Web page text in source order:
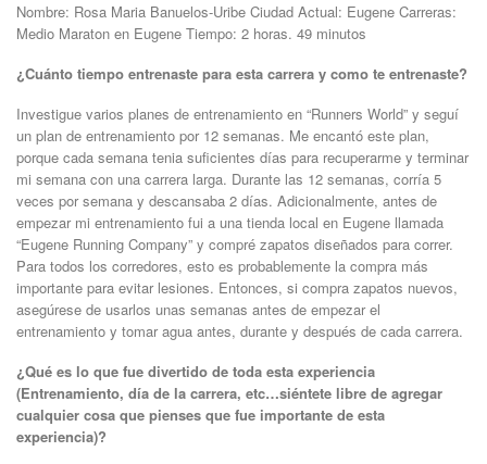
Nombre: Rosa Maria Banuelos-Uribe Ciudad Actual: Eugene Carreras:
Medio Maraton en Eugene Tiempo: 2 horas. 49 minutos
¿Cuánto tiempo entrenaste para esta carrera y como te entrenaste?
Investigue varios planes de entrenamiento en “Runners World” y seguí
un plan de entrenamiento por 12 semanas. Me encantó este plan,
porque cada semana tenia suficientes días para recuperarme y terminar
mi semana con una carrera larga. Durante las 12 semanas, corría 5
veces por semana y descansaba 2 días. Adicionalmente, antes de
empezar mi entrenamiento fui a una tienda local en Eugene llamada
“Eugene Running Company” y compré zapatos diseñados para correr.
Para todos los corredores, esto es probablemente la compra más
importante para evitar lesiones. Entonces, si compra zapatos nuevos,
asegúrese de usarlos unas semanas antes de empezar el
entrenamiento y tomar agua antes, durante y después de cada carrera.
¿Qué es lo que fue divertido de toda esta experiencia
(Entrenamiento, día de la carrera, etc…siéntete libre de agregar
cualquier cosa que pienses que fue importante de esta
experiencia)?